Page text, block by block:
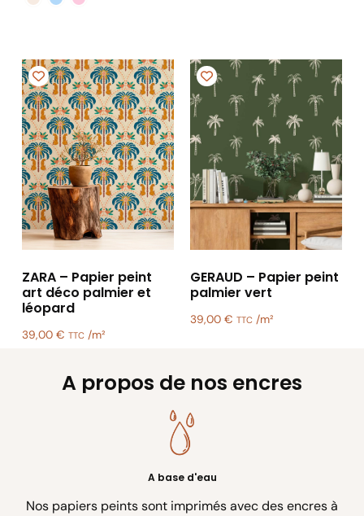
ZARA – Papier peint
art déco palmier et
léopard
39,00 € TTC/m²
GERAUD – Papier peint
palmier vert
39,00 € TTC /m²
A propos de nos encres
A base d'eau
Nos papiers peints sont imprimés avec des encres à